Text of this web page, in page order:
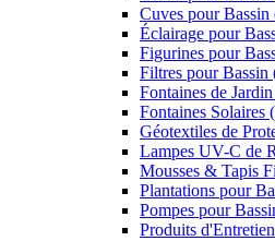
Cuves pour Bassin
Éclairage pour
Figurines pour
Filtres pour Bassin
Fontaines de
Fontaines Solaires
Géotextiles de
Lampes UV-C de
Mousses & Tapis
Plantations pour
Pompes pour
Produits